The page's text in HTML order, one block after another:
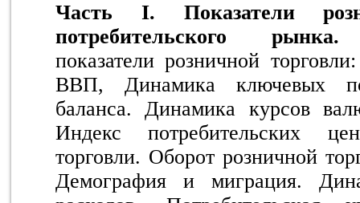
Часть I. Показатели
потребительского рынка.
показатели розничной
ВВП, Динамика ключевых
баланса. Динамика курсов
Индекс потребительских
торговли. Оборот розничной
Демография и миграция.